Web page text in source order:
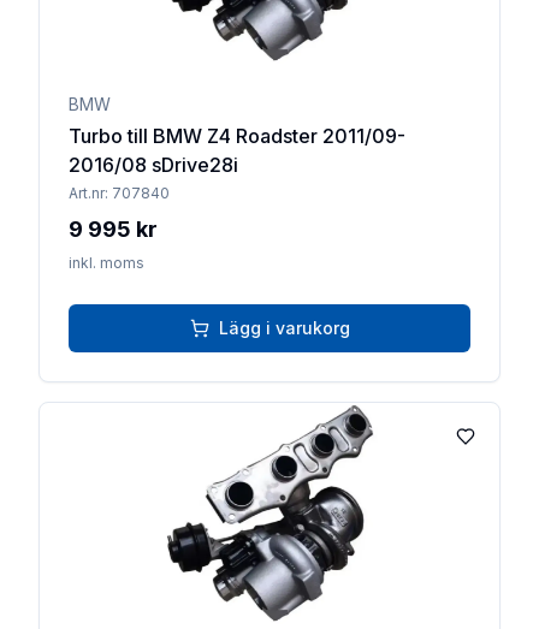
BMW
Turbo till BMW Z4 Roadster 2011/09-
2016/08 sDrive28i
Art.nr: 707840
9 995 kr
inkl. moms
Lägg i varukorg
Lägg till